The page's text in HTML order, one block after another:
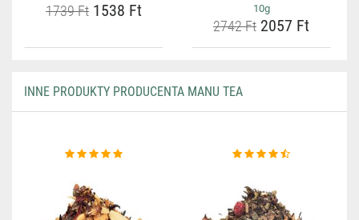
1739 Ft 1538 Ft
10g
2742 Ft 2057 Ft
INNE PRODUKTY PRODUCENTA MANU TEA